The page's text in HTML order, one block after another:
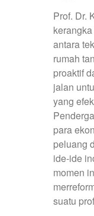
Prof. Dr.
antara
rumah
proaktif
jalan
yang
para
peluang
ide-ide
momen
suatu